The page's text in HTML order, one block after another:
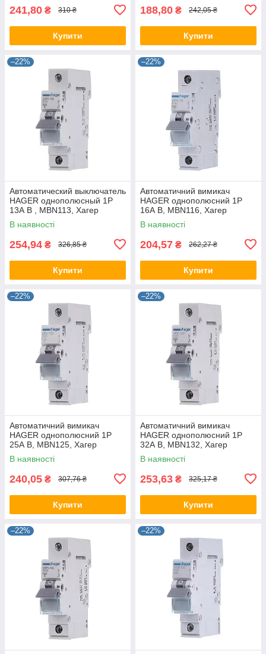
241,80 ₴ 310 ₴
Купити
188,80 ₴ 242,05 ₴
Купити
–22%
Автоматический выключатель
HAGER однополюсный 1P
13А B , MBN113, Хагер
модульный автомат для
щитов и боксов
В наявності
254,94 ₴ 326,85 ₴
Купити
–22%
Автоматичний вимикач
HAGER однополюсний 1P
16А B, MBN116, Хагер
модульний автомат для
щитів і боксів
В наявності
204,57 ₴ 262,27 ₴
Купити
–22%
Автоматичний вимикач
HAGER однополюсний 1P
25А B, MBN125, Хагер
модульний автомат для
щитів і боксів
В наявності
240,05 ₴ 307,76 ₴
Купити
–22%
Автоматичний вимикач
HAGER однополюсний 1P
32А B, MBN132, Хагер
модульний автомат для
щитів і боксів
В наявності
253,63 ₴ 325,17 ₴
Купити
–22% –22%